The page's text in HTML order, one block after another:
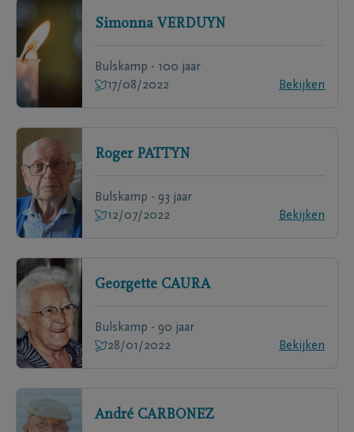
Simonna VERDUYN
Bulskamp - 100 jaar
17/08/2022
Bekijken
Roger PATTYN
Bulskamp - 93 jaar
12/07/2022
Bekijken
Georgette CAURA
Bulskamp - 90 jaar
28/01/2022
Bekijken
André CARBONEZ